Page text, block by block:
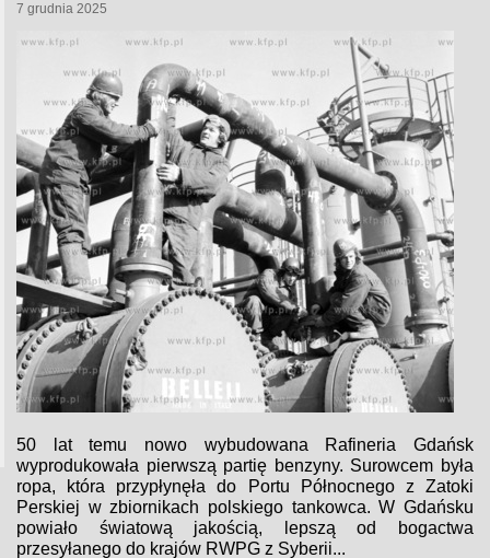
7 grudnia 2025
50 lat temu nowo wybudowana Rafineria Gdańsk
wyprodukowała pierwszą partię benzyny. Surowcem była
ropa, która przypłynęła do Portu Północnego z Zatoki
Perskiej w zbiornikach polskiego tankowca. W Gdańsku
powiało światową jakością, lepszą od bogactwa
przesyłanego do krajów RWPG z Syberii...